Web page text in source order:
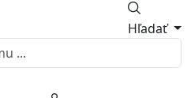
Hľadať